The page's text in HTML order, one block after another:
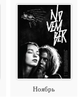
Ноябрь